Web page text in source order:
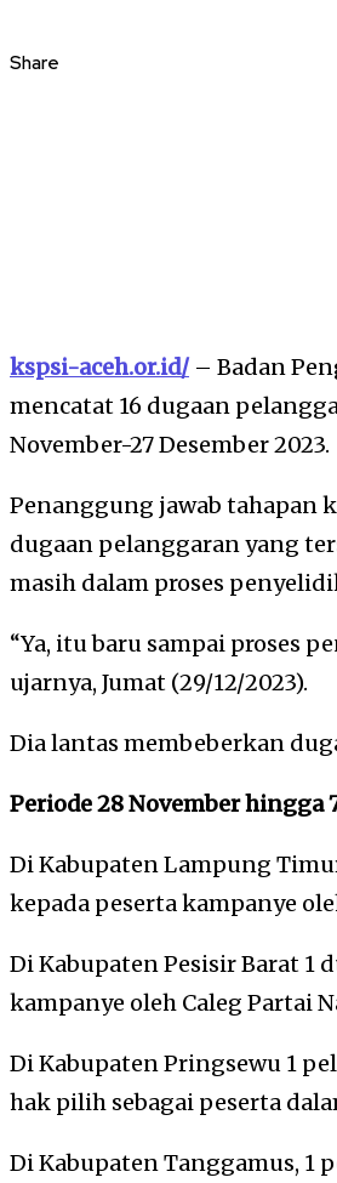
Share
kspsi-aceh.or.id/– Badan
mencatat 16 dugaan
November-27 Desember 2023.
Penanggung jawab tahapan
dugaan pelanggaran yang
masih dalam proses
“Ya, itu baru sampai proses
ujarnya, Jumat (29/12/2023).
Dia lantas membeberkan
Periode 28 November hingga
Di Kabupaten Lampung
kepada peserta kampanye
Di Kabupaten Pesisir Barat 1
kampanye oleh Caleg Partai
Di Kabupaten Pringsewu 1
hak pilih sebagai peserta
Di Kabupaten Tanggamus, 1